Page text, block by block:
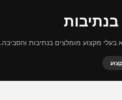
בנתיבות
בעלי מקצוע מומלצים בנתיבות והסביבה.